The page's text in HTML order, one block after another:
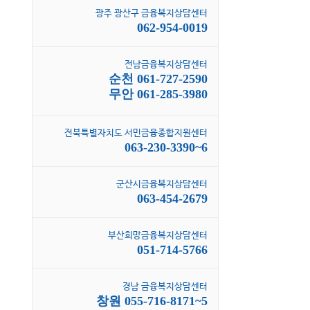
광주 광산구 금융복지상담센터
062-954-0019
전남금융복지상담센터
순천 061-727-2590
무안 061-285-3980
전북특별자치도 서민금융종합지원센터
063-230-3390~6
군산시금융복지상담센터
063-454-2679
부산희망금융복지상담센터
051-714-5766
경남 금융복지상담센터
창원 055-716-8171~5